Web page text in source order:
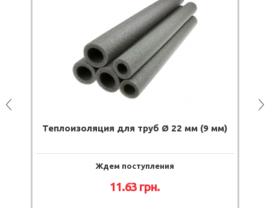
Теплоизоляция для труб Ø 22 мм (9 мм)
Ждем поступления
11.63 грн.